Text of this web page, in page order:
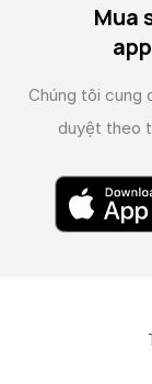
Mua
Chúng tôi cung
duyệt theo